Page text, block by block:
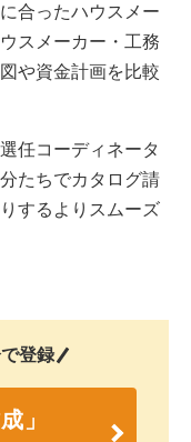
合ったハウスメー
スメーカー・工務
や資金計画を比較
任コーディネータ
たちでカタログ請
するよりスムーズ
登録
」